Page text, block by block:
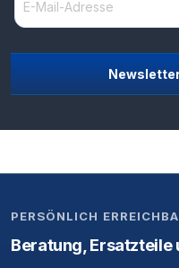
PERSÖNLICH
Beratung, Ersatzteile